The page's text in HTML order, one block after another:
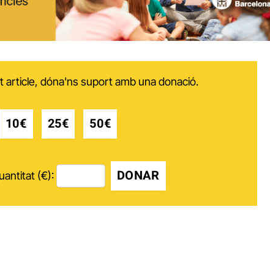
article, dóna'ns suport amb una donació.
10€ 25€ 50€
(€): DONAR